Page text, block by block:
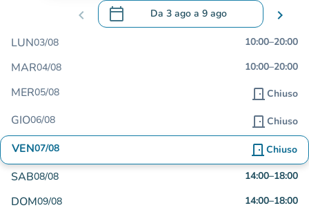
chevron_left calendar_today Da 3 ago a 9 ago
.Aprire il calendario per modificare le
chevron_right
LUN03/08 10:00–20:00
MAR04/08 10:00–20:00
MER05/08 door_front Chiuso
GIO06/08 door_front Chiuso
VEN07/08 door_front Chiuso
SAB08/08 14:00–18:00
DOM09/08 14:00–18:00